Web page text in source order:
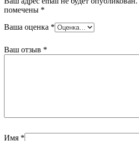
помечены *
Ваша оценка *
Ваш отзыв *
Имя *